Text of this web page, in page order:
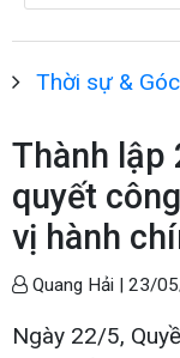
Thời sự &
Thành lập
quyết
vị hành
Quang Hải | 23/
Ngày 22/5,